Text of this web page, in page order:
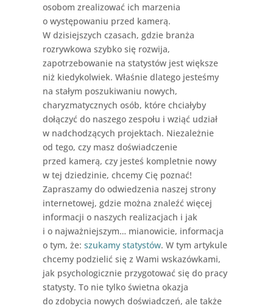
osobom zrealizować ich marzenia
o występowaniu przed kamerą.
W dzisiejszych czasach, gdzie branża
rozrywkowa szybko się rozwija,
zapotrzebowanie na statystów jest większe
niż kiedykolwiek. Właśnie dlatego jesteśmy
na stałym poszukiwaniu nowych,
charyzmatycznych osób, które chciałyby
dołączyć do naszego zespołu i wziąć udział
w nadchodzących projektach. Niezależnie
od tego, czy masz doświadczenie
przed kamerą, czy jesteś kompletnie nowy
w tej dziedzinie, chcemy Cię poznać!
Zapraszamy do odwiedzenia naszej strony
internetowej, gdzie można znaleźć więcej
informacji o naszych realizacjach i jak
i o najważniejszym… mianowicie, informacja
o tym, że: szukamy statystów. W tym artykule
chcemy podzielić się z Wami wskazówkami,
jak psychologicznie przygotować się do pracy
statysty. To nie tylko świetna okazja
do zdobycia nowych doświadczeń, ale także